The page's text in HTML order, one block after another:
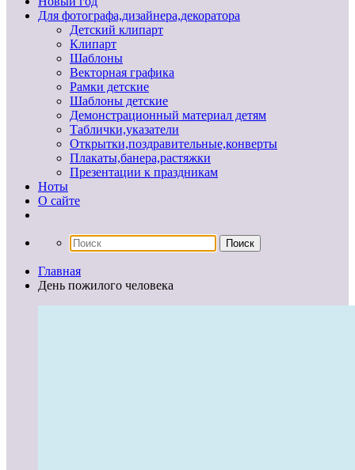
Для фотографа,дизайнера,декоратора
Детский клипарт
Клипарт
Шаблоны
Векторная графика
Рамки детские
Шаблоны детские
Демонстрационный материал детям
Таблички,указатели
Открытки,поздравительные,конверты
Плакаты,банера,растяжки
Презентации к праздникам
Ноты
О сайте
Главная
День пожилого человека